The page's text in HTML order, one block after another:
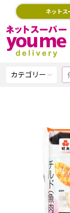
ネットス
カテゴリー